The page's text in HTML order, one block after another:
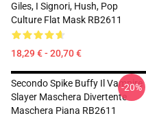
Giles, I Signori, Hush, Pop
Culture Flat Mask RB2611
18,29 € - 20,70 €
Secondo Spike Buffy Il Vampire
Slayer Maschera Divertente
Maschera Piana RB2611
-20%